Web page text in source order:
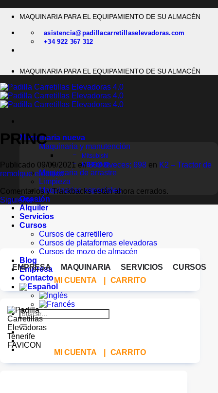
MAQUINARIA PARA EL EQUIPAMIENTO DE SU ALMACÉN
asistencia@padillacarretillaselevadoras.com
+34 922 367 312
MAQUINARIA PARA EL EQUIPAMIENTO DE SU ALMACÉN
Maquinaria nueva
Maquinaria y manutención
Mitsubishi
MB Forklift
Maquinaria de arrastre
Limpieza
Maquinarias especiales
Ocasión
Alquiler
Servicios
Cursos
Cursos de carretillero
Cursos de plataformas elevadoras
Cursos de mozo de almacén
Blog
Empresa
Contacto
Buscar
por:
PRINC
Publicado 09/09/2021en800 &veces; 698 en K2 – Tractor de
remolque eléctrico
Comentarios y Trackbacks están ahora cerrados.
Siguiente→
EMPRESA MAQUINARIA SERVICIOS
CURSOS
MI CUENTA
CARRITO
MI CUENTA CARRITO